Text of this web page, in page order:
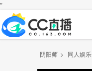
"
阴阳师 > 同人娱乐